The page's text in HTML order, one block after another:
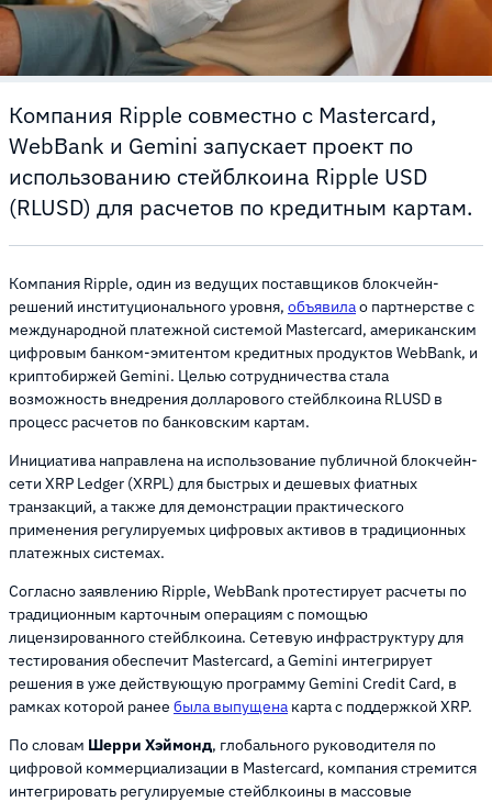
Компания Ripple совместно с Mastercard,
WebBank и Gemini запускает проект по
использованию стейблкоина Ripple USD
(RLUSD) для расчетов по кредитным картам.
Компания Ripple, один из ведущих поставщиков блокчейн-
решений институционального уровня, объявилао партнерстве с
международной платежной системой Mastercard, американским
цифровым банком-эмитентом кредитных продуктов WebBank, и
криптобиржей Gemini. Целью сотрудничества стала
возможность внедрения долларового стейблкоина RLUSD в
процесс расчетов по банковским картам.
Инициатива направлена на использование публичной блокчейн-
сети XRP Ledger (XRPL) для быстрых и дешевых фиатных
транзакций, а также для демонстрации практического
применения регулируемых цифровых активов в традиционных
платежных системах.
Согласно заявлению Ripple, WebBank протестирует расчеты по
традиционным карточным операциям с помощью
лицензированного стейблкоина. Сетевую инфраструктуру для
тестирования обеспечит Mastercard, а Gemini интегрирует
решения в уже действующую программу Gemini Credit Card, в
рамках которой ранее была выпущена карта с поддержкой XRP.
По словам Шерри Хэймонд, глобального руководителя по
цифровой коммерциализации в Mastercard, компания стремится
интегрировать регулируемые стейблкоины в массовые